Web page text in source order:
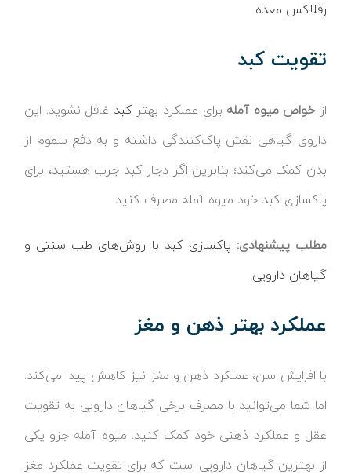
رفلاکس معده
تقویت کبد
ازخواص میوه آمله برای عملکرد بهترکبد غافل نشوید. این
داروی گیاهی نقش پاک‌کنندگی داشته و به دفع سموم از
بدن کمک می‌کند؛ بنابراین اگر دچار کبد چرب هستید، برای
پاکسازی کبد خود میوه آمله مصرف کنید.
مطلب پیشنهادی: پاکسازی کبد با روش‌های طب سنتی و
گیاهان دارویی
عملکرد بهتر ذهن و مغز
با افزایش سن، عملکرد ذهن و مغز نیز کاهش پیدا می‌کند.
اما شما می‌توانید با مصرف برخی گیاهان دارویی به تقویت
عقل و عملکرد ذهنی خود کمک کنید. میوه آمله جزو یکی
از بهترین گیاهان دارویی است که برای تقویت عملکرد مغز